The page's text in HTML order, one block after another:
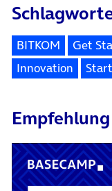
BITKOM
Get
Innovation